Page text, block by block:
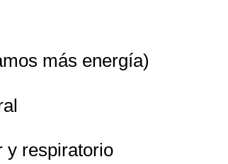
más energía)
y respiratorio